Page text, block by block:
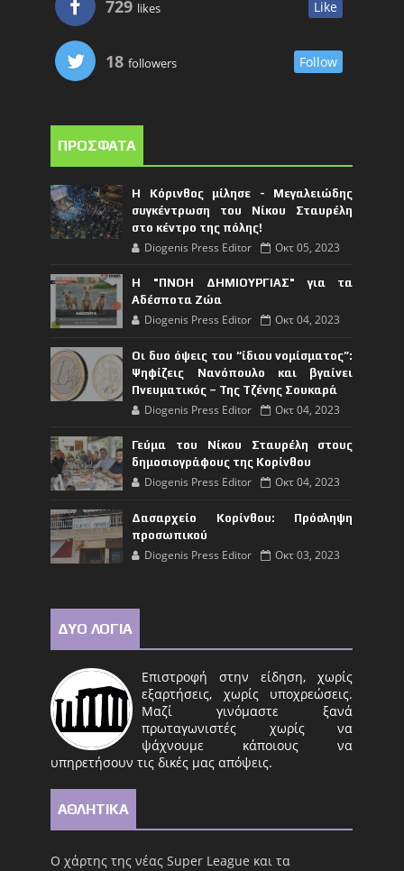
729 likes Like
18 followers Follow
ΠΡΟΣΦΑΤΑ
Η Κόρινθος μίλησε - Μεγαλειώδης
συγκέντρωση του Νίκου Σταυρέλη
στο κέντρο της πόλης!
Diogenis Press Editor Οκτ 05, 2023
Η "ΠΝΟΗ ΔΗΜΙΟΥΡΓΙΑΣ" για τα
Αδέσποτα Ζώα
Diogenis Press Editor Οκτ 04, 2023
Οι δυο όψεις του “ίδιου νομίσματος”:
Ψηφίζεις Νανόπουλο και βγαίνει
Πνευματικός – Της Τζένης Σουκαρά
Diogenis Press Editor Οκτ 04, 2023
Γεύμα του Νίκου Σταυρέλη στους
δημοσιογράφους της Κορίνθου
Diogenis Press Editor Οκτ 04, 2023
Δασαρχείο Κορίνθου: Πρόσληψη
προσωπικού
Diogenis Press Editor Οκτ 03, 2023
ΔΥΟ ΛΟΓΙΑ
Επιστροφή στην είδηση, χωρίς
εξαρτήσεις, χωρίς υποχρεώσεις.
Μαζί γινόμαστε ξανά
πρωταγωνιστές χωρίς να
ψάχνουμε κάποιους να
υπηρετήσουν τις δικές μας απόψεις.
ΑΘΛΗΤΙΚΑ
Ο χάρτης της νέας Super League και τα